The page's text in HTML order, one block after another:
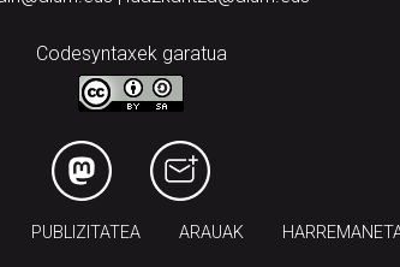
Codesyntaxek garatua
PUBLIZITATEA ARAUAK